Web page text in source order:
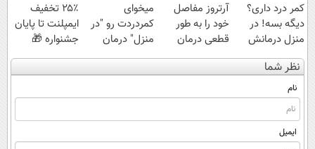
کمر درد داری؟
دیگه بسه! در
منزل درمانش
کن
(◀پرسش‌نامه)
آرتروز مفاصل
خود را به طور
قطعی درمان
کنید!
◗پرسش‌نامه◖
میخوای
کمردردت رو "در
منزل" درمان
کنی؟ (◂فیلم +
◂پرسش‌نامه)
۲۵٪ تخفیف
ایمپلنت تا پایان
جشنواره 🎁
نظر شما
نام
ایمیل